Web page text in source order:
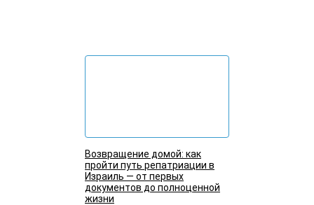
Возвращение домой: как
пройти путь репатриации в
Израиль — от первых
документов до полноценной
жизни